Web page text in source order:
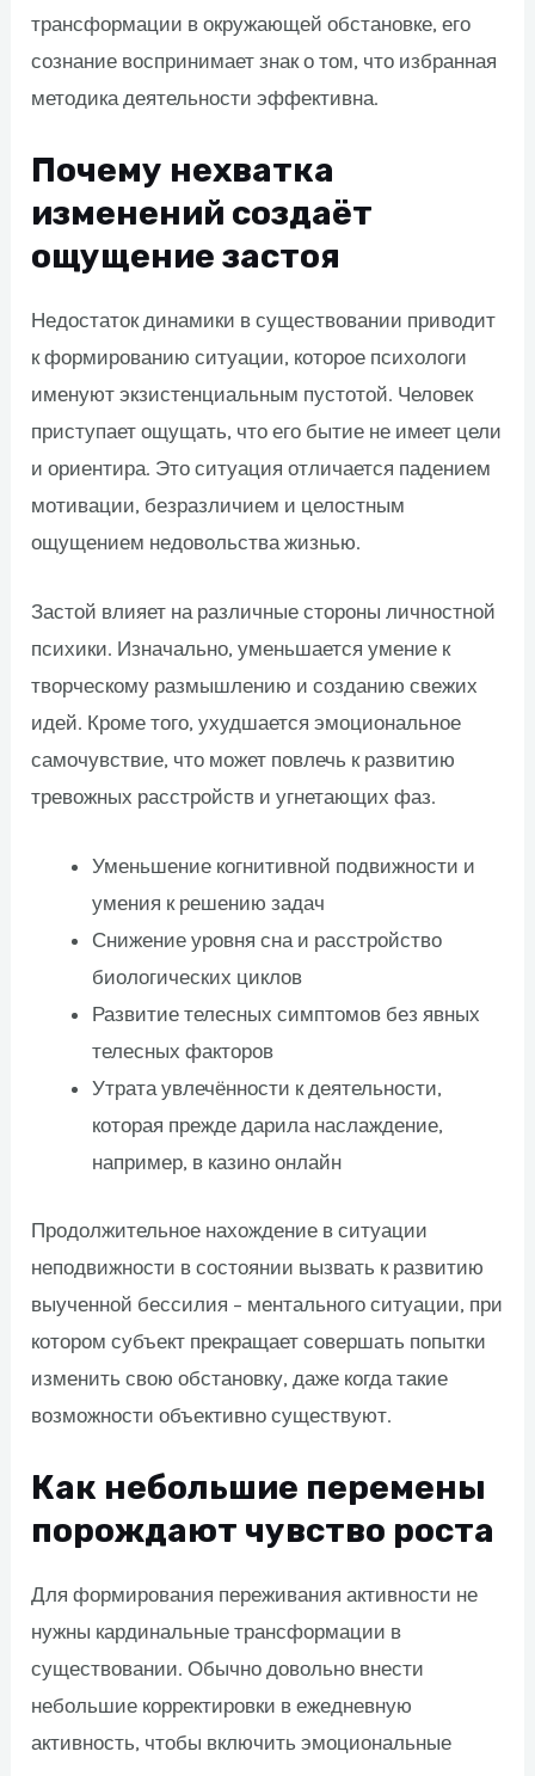
трансформации в окружающей обстановке, его
сознание воспринимает знак о том, что избранная
методика деятельности эффективна.
Почему нехватка
изменений создаёт
ощущение застоя
Недостаток динамики в существовании приводит
к формированию ситуации, которое психологи
именуют экзистенциальным пустотой. Человек
приступает ощущать, что его бытие не имеет цели
и ориентира. Это ситуация отличается падением
мотивации, безразличием и целостным
ощущением недовольства жизнью.
Застой влияет на различные стороны личностной
психики. Изначально, уменьшается умение к
творческому размышлению и созданию свежих
идей. Кроме того, ухудшается эмоциональное
самочувствие, что может повлечь к развитию
тревожных расстройств и угнетающих фаз.
Уменьшение когнитивной подвижности и
умения к решению задач
Снижение уровня сна и расстройство
биологических циклов
Развитие телесных симптомов без явных
телесных факторов
Утрата увлечённости к деятельности,
которая прежде дарила наслаждение,
например, в казино онлайн
Продолжительное нахождение в ситуации
неподвижности в состоянии вызвать к развитию
выученной бессилия – ментального ситуации, при
котором субъект прекращает совершать попытки
изменить свою обстановку, даже когда такие
возможности объективно существуют.
Как небольшие перемены
порождают чувство роста
Для формирования переживания активности не
нужны кардинальные трансформации в
существовании. Обычно довольно внести
небольшие корректировки в ежедневную
активность, чтобы включить эмоциональные